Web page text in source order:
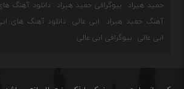
حمید هیراد
بیوگرافی حمید هیراد دانلود آهنگ
آهنگ حمید هیراد
ابی عالی دانلود آهنگ های
ابی عالی
بیوگرافی ابی عالی